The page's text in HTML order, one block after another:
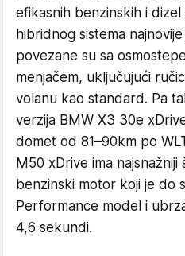
efikasnih benzinskih i
hibridnog sistema
povezane su sa
menjačem, uključujući
volanu kao standard. Pa
verzija BMW X3 30e
domet od 81–90km po
M50 xDrive ima
benzinski motor koji je do
Performance model i
4,6 sekundi.